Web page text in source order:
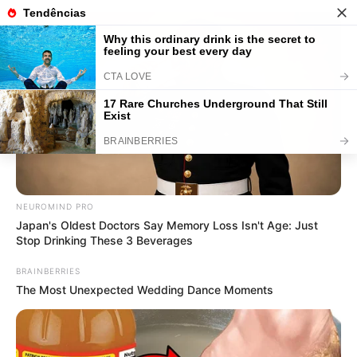
Jogo de Banheiro de Barbante:
Ideias, Gráficos e Passo a Passos
NEUROMIND PRO
Japan's Oldest Doctors Say Memory Loss Isn't Age: Just
Stop Drinking These 3 Beverages
BRAINBERRIES
The Most Unexpected Wedding Dance Moments